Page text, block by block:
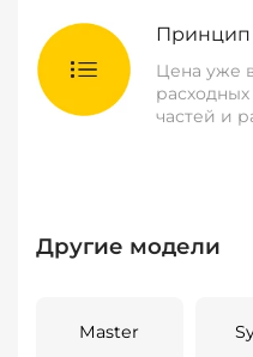
Принцип
Цена уже
частей и
Другие модели
Master